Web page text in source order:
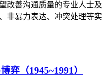
改善沟通质量的专业人士及
非暴力表达、冲突处理等实
弈（1945~1991）